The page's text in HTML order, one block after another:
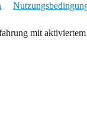
mit